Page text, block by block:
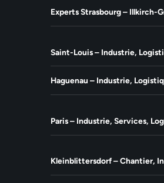
Experts Strasbourg – Illkirch-
Saint-Louis – Industrie,
Haguenau – Industrie,
Paris – Industrie, Services,
Kleinblittersdorf – Chantier,